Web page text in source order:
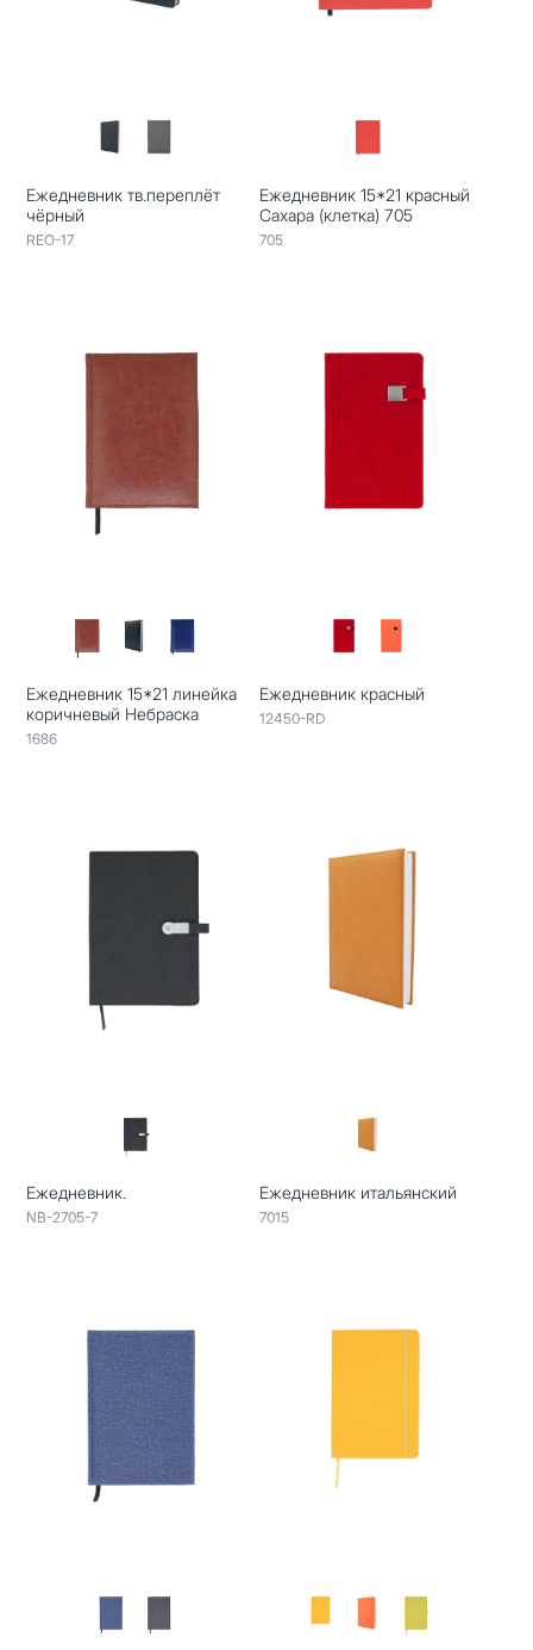
Ежедневник тв.переплёт
чёрный
REO-17
Ежедневник 15*21 красный
Сахара (клетка) 705
705
Ежедневник 15*21 линейка
коричневый Небраска
1686
Ежедневник красный
12450-RD
Ежедневник.
NB-2705-7
Ежедневник итальянский
7015